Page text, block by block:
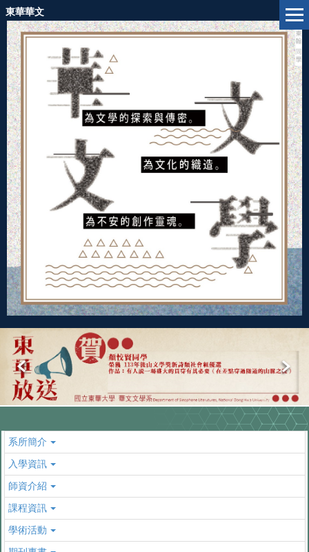
跳
到
主
要
內
容
區
東華華文
系所簡介
入學資訊
師資介紹
課程資訊
學術活動